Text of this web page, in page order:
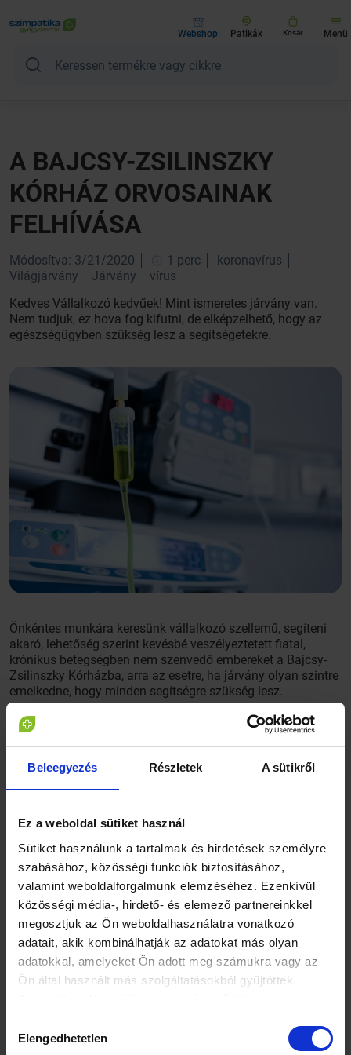
Beleegyezés Részletek A sütikről
Ez a weboldal sütiket használ
Sütiket használunk a tartalmak és hirdetések személyre
szabásához, közösségi funkciók biztosításához,
valamint weboldalforgalmunk elemzéséhez. Ezenkívül
közösségi média-, hirdető- és elemező partnereinkkel
megosztjuk az Ön weboldalhasználatra vonatkozó
adatait, akik kombinálhatják az adatokat más olyan
adatokkal, amelyeket Ön adott meg számukra vagy az
Ön által használt más szolgáltatásokból gyűjtöttek.
Az adatkezelési tájékoztató elérhető itt.
kiválasztása
Elengedhetetlen
Webshop Patikák Kosár Menü
A BAJCSY-ZSILINSZKY
KÓRHÁZ ORVOSAINAK
FELHÍVÁSA
Módosítva: 3/21/2020 1 perc
koronavírus
Világjárvány
Járvány
vírus
Kedves Vállalkozó kedvűek! Mint ismeretes járvány van.
Nem tudjuk, ez hova fog kifutni, de elképzelhető, hogy az
egészségügyben szükség lesz a segítségetekre.
Önkéntes munkára keresünk vállalkozó szellemű, segíteni
akaró, lehetőség szerint kevésbé veszélyeztetett fiatal,
krónikus betegségben nem szenvedő embereket a Bajcsy-
Zsilinszky Kórházba, arra az esetre, ha járvány olyan szintre
emelkedne, hogy minden segítségre szükség lesz.
Egyelőre csak egy adatbázist hozunk létre, melyből szükség
esetén a későbbiekben kérnénk majd segítséget, úgy hogy a
Ti lehetőségeitek, felajánlásotok és a kórház igényei
egyeztetve legyenek. Reméljük, nem lesz rá szükség, de ha
lenne, ne akkor kapkodjunk. Felajánlásaitokkal titkárnőmet
(06-20-490-0583), vagy küldjetek e-mailt a
szabadics.monika@bajcsy.hu
címre elérhetőséggel, és
visszahívunk Titeket.
Köszönjük a segítségeteket, amíg nincs Rátok szükség
maradjatok otthon
Dr. Völgyes Barbara
Orvosigazgató helyettes
Dr. Andrassy Péter
Belgyógyászat oszt. vez. főorv.